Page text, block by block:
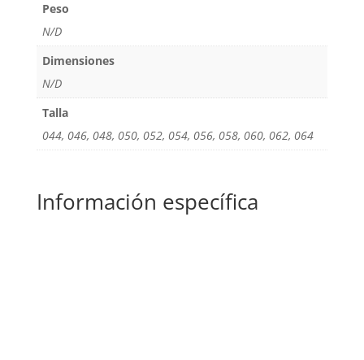
Peso
N/D
Dimensiones
N/D
Talla
044, 046, 048, 050, 052, 054, 056, 058, 060, 062, 064
Información específica